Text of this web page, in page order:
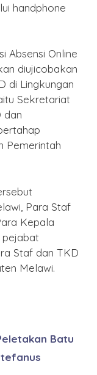
handphone
Absensi Online
diujicobakan
di Lingkungan
Sekretariat
dan
Pemerintah
Para Staf
Kepala
pejabat
Staf dan TKD
Melawi.
Batu